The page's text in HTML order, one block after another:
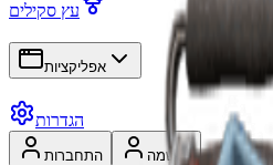
עץ סקילים
אפליקציות
הגדרות
התחברות הרשמה